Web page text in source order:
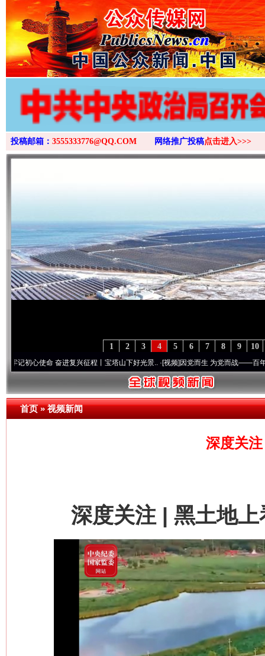
投稿邮箱： 3555333776@QQ.COM 网络推广投稿点击进入>>>
10
9
8
7
6
5
4
3
2
1
命 奋进复兴征程丨宝塔山下好光景..·[视频]因党而生 为党而战——百年“纪”事⑧加
首页»视频新闻
深度关
深度关注 | 黑土地上